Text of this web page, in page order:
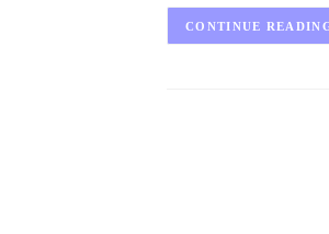
CONTINUE